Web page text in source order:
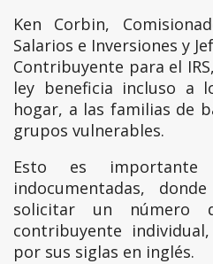
Ken Corbin,
Salarios e Inversiones y
Contribuyente para el
ley beneficia incluso a
hogar, a las familias de
grupos vulnerables.
Esto es
indocumentadas,
solicitar un número
contribuyente
por sus siglas en inglés.